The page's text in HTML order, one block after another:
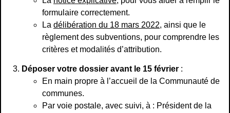
formulaire correctement.
La délibération du 18 mars 2022, ainsi que le
règlement des subventions, pour comprendre les
critères et modalités d’attribution.
Déposer votre dossier avant le 15 février :
En main propre à l’accueil de la Communauté de
communes.
Par voie postale, avec suivi, à : Président de la